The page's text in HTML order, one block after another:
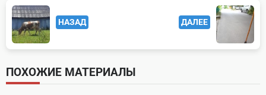
<span
class="nav-
subtitle
screen-
reader-
НАЗАД ДАЛЕЕ
ПОХОЖИЕ МАТЕРИАЛЫ